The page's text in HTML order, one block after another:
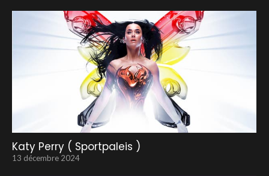
Katy Perry ( Sportpaleis )
13 décembre 2024